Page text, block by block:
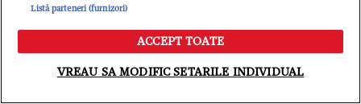
Meniu Caută
Listă parteneri (furnizori)
ACCEPT TOATE
VREAU SA MODIFIC SETARILE INDIVIDUAL